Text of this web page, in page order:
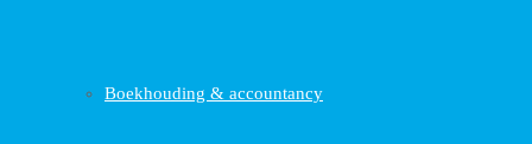
Boekhouding & accountancy